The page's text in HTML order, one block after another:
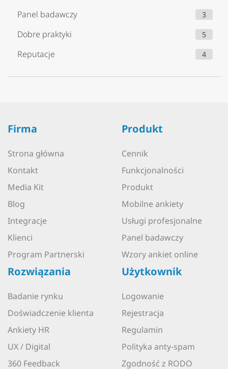
Panel badawczy 3
Dobre praktyki 5
Reputacje 4
Firma
Strona główna
Kontakt
Media Kit
Blog
Integracje
Klienci
Program Partnerski
Produkt
Cennik
Funkcjonalności
Produkt
Mobilne ankiety
Usługi profesjonalne
Panel badawczy
Wzory ankiet online
Rozwiązania
Badanie rynku
Doświadczenie klienta
Ankiety HR
UX / Digital
360 Feedback
Użytkownik
Logowanie
Rejestracja
Regulamin
Polityka anty-spam
Zgodność z RODO